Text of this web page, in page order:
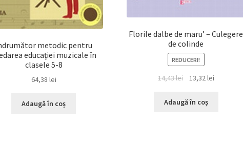
metodic pentru
educației muzicale în
clasele 5-8
64,38 lei
Adaugă în coș
Florile dalbe de maru’ – Culegere
de colinde
REDUCERI!
14,43lei
Prețul
a
13,32leiPrețul
Adaugă în coș